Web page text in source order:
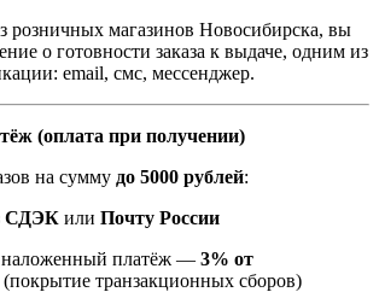
розничных магазинов Новосибирска, вы
о готовности заказа к выдаче, одним из
email, смс, мессенджер.
(оплата при получении)
на сумму до 5000 рублей:
СДЭК или Почту России
наложенный платёж — 3% от
(покрытие транзакционных сборов)